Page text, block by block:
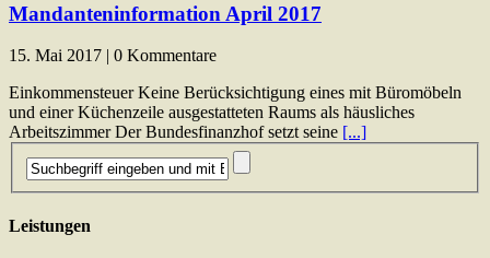
Mandanteninformation April 2017
15. Mai 2017 | 0 Kommentare
Einkommensteuer Keine Berücksichtigung eines mit Büromöbeln
und einer Küchenzeile ausgestatteten Raums als häusliches
Arbeitszimmer Der Bundesfinanzhof setzt seine [...]
Leistungen